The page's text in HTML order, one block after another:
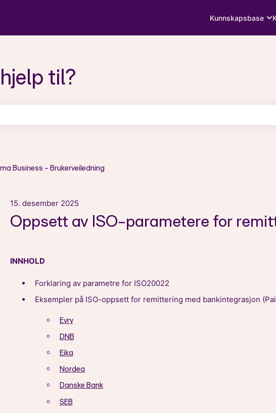
Kunnskapsbase
til?
Business - Brukerveiledning
15. desember 2025
Oppsett av ISO-parametere for
INNHOLD
Forklaring av parametre for ISO20022
Eksempler på ISO-oppsett for remittering med bankintegrasjon
Evry
DNB
Eika
Nordea
Danske Bank
SEB